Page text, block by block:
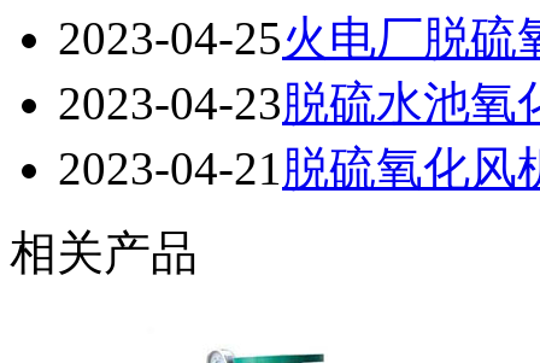
2023-04-25火电厂脱硫
2023-04-23脱硫水池氧
2023-04-21脱硫氧化风
相关产品